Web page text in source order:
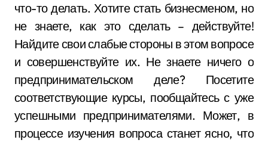
что-то делать. Хотите стать бизнесменом, но
не знаете, как это сделать – действуйте!
Найдите свои слабые стороны в этом вопросе
и совершенствуйте их. Не знаете ничего о
предпринимательском деле? Посетите
соответствующие курсы, пообщайтесь с уже
успешными предпринимателями. Может, в
процессе изучения вопроса станет ясно, что